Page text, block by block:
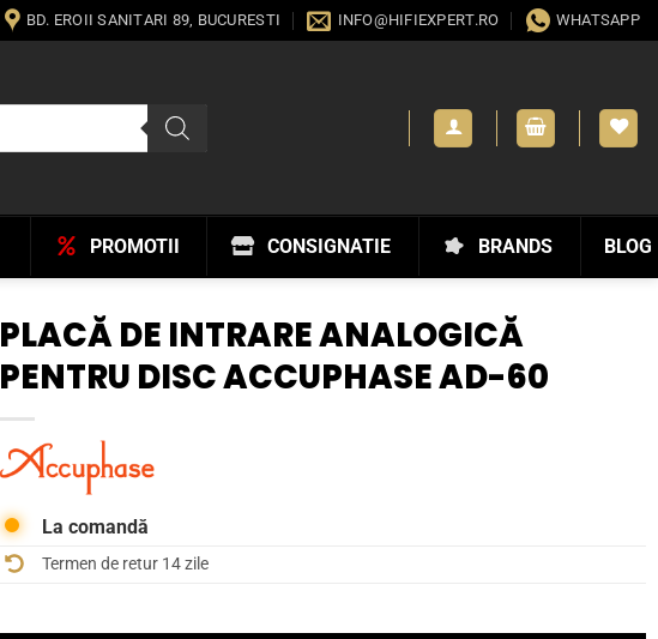
BD. EROII SANITARI 89, BUCURESTI INFO@HIFIEXPERT.RO WHATSAPP
BLOG
BRANDS
CONSIGNATIE
PROMOTII
PLACĂ DE INTRARE ANALOGICĂ
PENTRU DISC ACCUPHASE AD-60
La comandă
Termen de retur 14 zile